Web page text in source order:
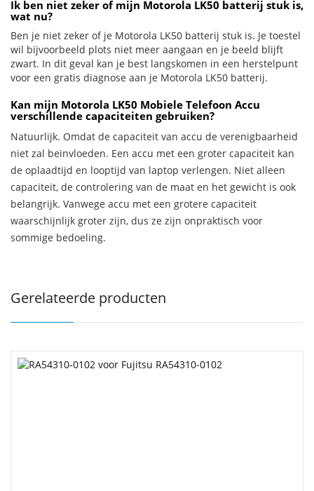
Ik ben niet zeker of mijn Motorola LK50 batterij stuk is,
wat nu?
Ben je niet zeker of je Motorola LK50 batterij stuk is. Je toestel
wil bijvoorbeeld plots niet meer aangaan en je beeld blijft
zwart. In dit geval kan je best langskomen in een herstelpunt
voor een gratis diagnose aan je Motorola LK50 batterij.
Kan mijn Motorola LK50 Mobiele Telefoon Accu
verschillende capaciteiten gebruiken?
Natuurlijk. Omdat de capaciteit van accu de verenigbaarheid
niet zal beïnvloeden. Een accu met een groter capaciteit kan
de oplaadtijd en looptijd van laptop verlengen. Niet alleen
capaciteit, de controlering van de maat en het gewicht is ook
belangrijk. Vanwege accu met een grotere capaciteit
waarschijnlijk groter zijn, dus ze zijn onpraktisch voor
sommige bedoeling.
Gerelateerde producten